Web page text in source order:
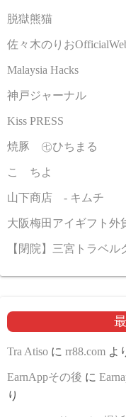
脱獄熊猫
佐々木のりお
Malaysia Hacks
神戸ジャーナル
Kiss PRESS
焼豚 ㊆ひちまる
こゝちよ
山下商店 - キムチ
大阪梅田アイギフト外
【閉院】三宮トラベル
Tra Atiso に rr88.com よ
EarnAppその後 に
り